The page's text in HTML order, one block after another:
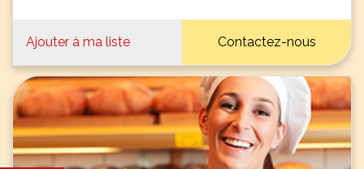
Ajouter à ma liste Contactez-nous